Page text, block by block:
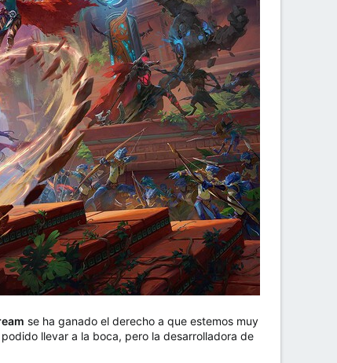
se ha ganado el derecho a que estemos muy
llevar a la boca, pero la desarrolladora de